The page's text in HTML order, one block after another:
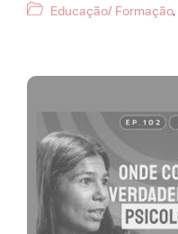
Categorias
Educação/ Formação,